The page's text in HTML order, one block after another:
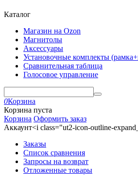
Каталог
Магазин на Ozon
Магнитолы
Аксессуары
Установочные комплекты
Сравнительная таблица
Голосовое управление
0Корзина
Корзина пуста
Корзина Оформить заказ
Аккаунт<i class="ut2-icon-outline-
Заказы
Список сравнения
Запросы на возврат
Отложенные товары